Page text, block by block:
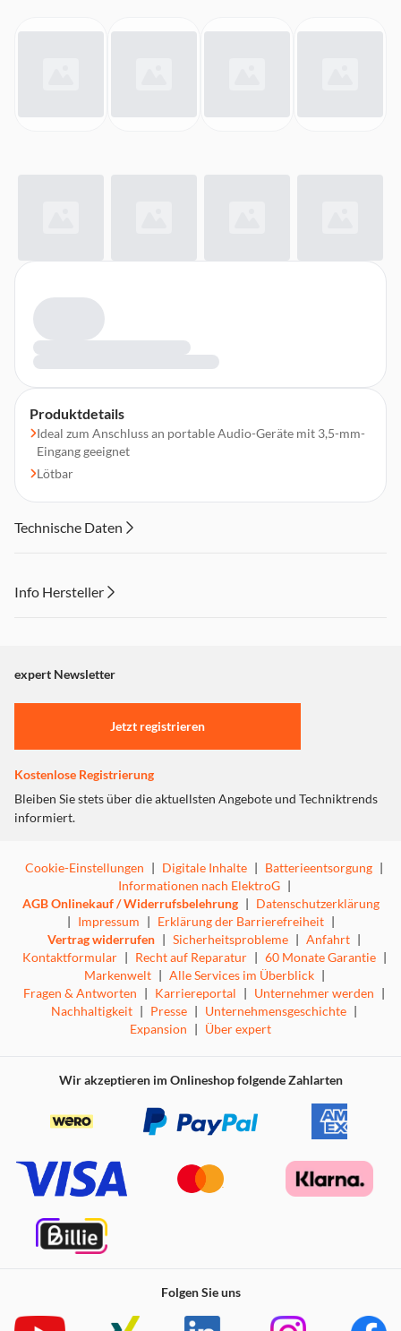
Produktdetails
Ideal zum Anschluss an portable Audio-Geräte mit 3,5-mm-
Eingang geeignet
Lötbar
Technische Daten
Info Hersteller
"Marketing".
Einstellungen anpassen
expert Newsletter
Jetzt registrieren
Kostenlose Registrierung
Bleiben Sie stets über die aktuellsten Angebote und Techniktrends
informiert.
Cookie-Einstellungen | Digitale Inhalte | Batterieentsorgung |
Informationen nach ElektroG |
AGB Onlinekauf / Widerrufsbelehrung | Datenschutzerklärung
| Impressum | Erklärung der Barrierefreiheit |
Vertrag widerrufen | Sicherheitsprobleme | Anfahrt |
Kontaktformular | Recht auf Reparatur | 60 Monate Garantie |
Markenwelt | Alle Services im Überblick |
Fragen & Antworten | Karriereportal | Unternehmer werden |
Nachhaltigkeit | Presse | Unternehmensgeschichte |
Expansion | Über expert
Wir akzeptieren im Onlineshop folgende Zahlarten
Folgen Sie uns